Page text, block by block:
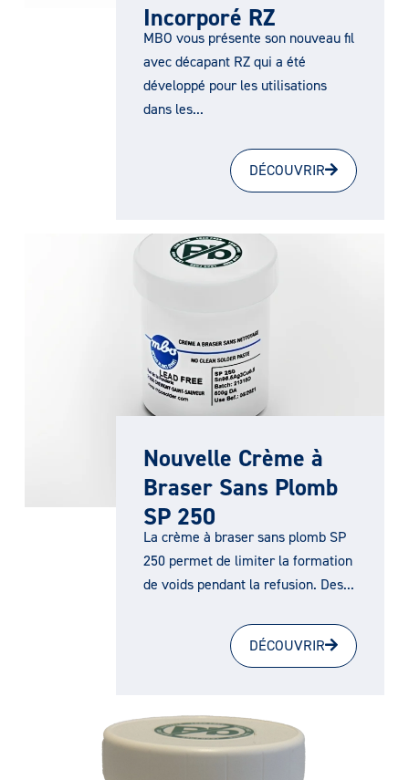
Incorporé RZ
MBO vous présente son nouveau fil
avec décapant RZ qui a été
développé pour les utilisations
dans les...
DÉCOUVRIR
Nouvelle Crème à
Braser Sans Plomb
SP 250
La crème à braser sans plomb SP
250 permet de limiter la formation
de voids pendant la refusion. Des...
DÉCOUVRIR